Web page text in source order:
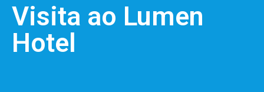
Visita ao Lumen
Hotel